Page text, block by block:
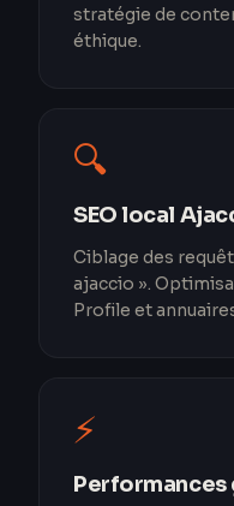
stratégie de
éthique.
🔍
SEO local
Ciblage des
ajaccio ».
Profile et
⚡
Performances